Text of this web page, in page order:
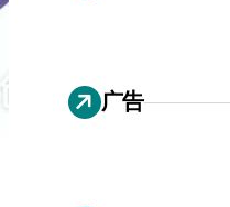
广告